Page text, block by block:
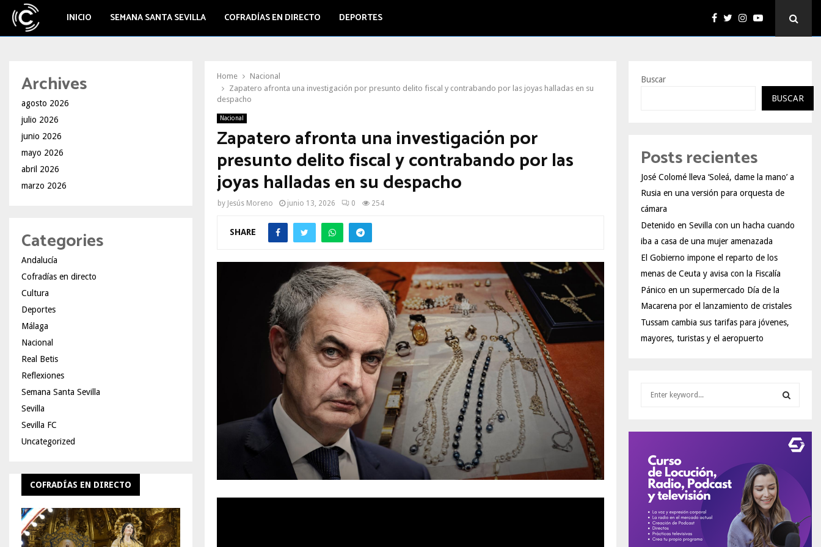
INICIO SEMANA SANTA SEVILLA COFRADÍAS EN DIRECTO DEPORTES
Home
Nacional
Zapatero afronta una investigación por presunto delito fiscal y contrabando por las joyas halladas en su
despacho
Nacional
Zapatero afronta una investigación por
presunto delito fiscal y contrabando por las
joyas halladas en su despacho
by Jesús Moreno junio 13, 2026 0 254
SHARE
Archives
agosto 2026
julio 2026
junio 2026
mayo 2026
abril 2026
marzo 2026
Categories
Andalucía
Cofradías en directo
Cultura
Deportes
Málaga
Nacional
Real Betis
Reflexiones
Semana Santa Sevilla
Sevilla
Sevilla FC
Uncategorized
COFRADÍAS EN DIRECTO
Buscar
BUSCAR
Posts recientes
José Colomé lleva ‘Soleá, dame la mano’ a
Rusia en una versión para orquesta de
cámara
Detenido en Sevilla con un hacha cuando
iba a casa de una mujer amenazada
El Gobierno impone el reparto de los
menas de Ceuta y avisa con la Fiscalía
Pánico en un supermercado Día de la
Macarena por el lanzamiento de cristales
Tussam cambia sus tarifas para jóvenes,
mayores, turistas y el aeropuerto
C
H